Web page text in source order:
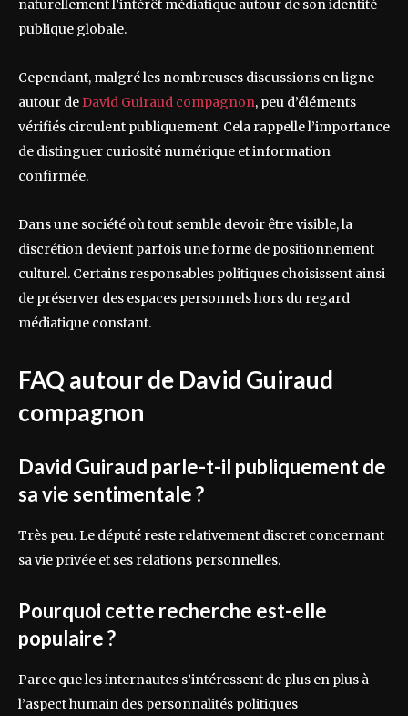
naturellement l’intérêt médiatique autour de son identité
publique globale.
Cependant, malgré les nombreuses discussions en ligne
autour deDavid Guiraud compagnon, peu d’éléments
vérifiés circulent publiquement. Cela rappelle l’importance
de distinguer curiosité numérique et information
confirmée.
Dans une société où tout semble devoir être visible, la
discrétion devient parfois une forme de positionnement
culturel. Certains responsables politiques choisissent ainsi
de préserver des espaces personnels hors du regard
médiatique constant.
FAQ autour de David Guiraud
compagnon
David Guiraud parle-t-il publiquement de
sa vie sentimentale ?
Très peu. Le député reste relativement discret concernant
sa vie privée et ses relations personnelles.
Pourquoi cette recherche est-elle
populaire ?
Parce que les internautes s’intéressent de plus en plus à
l’aspect humain des personnalités politiques